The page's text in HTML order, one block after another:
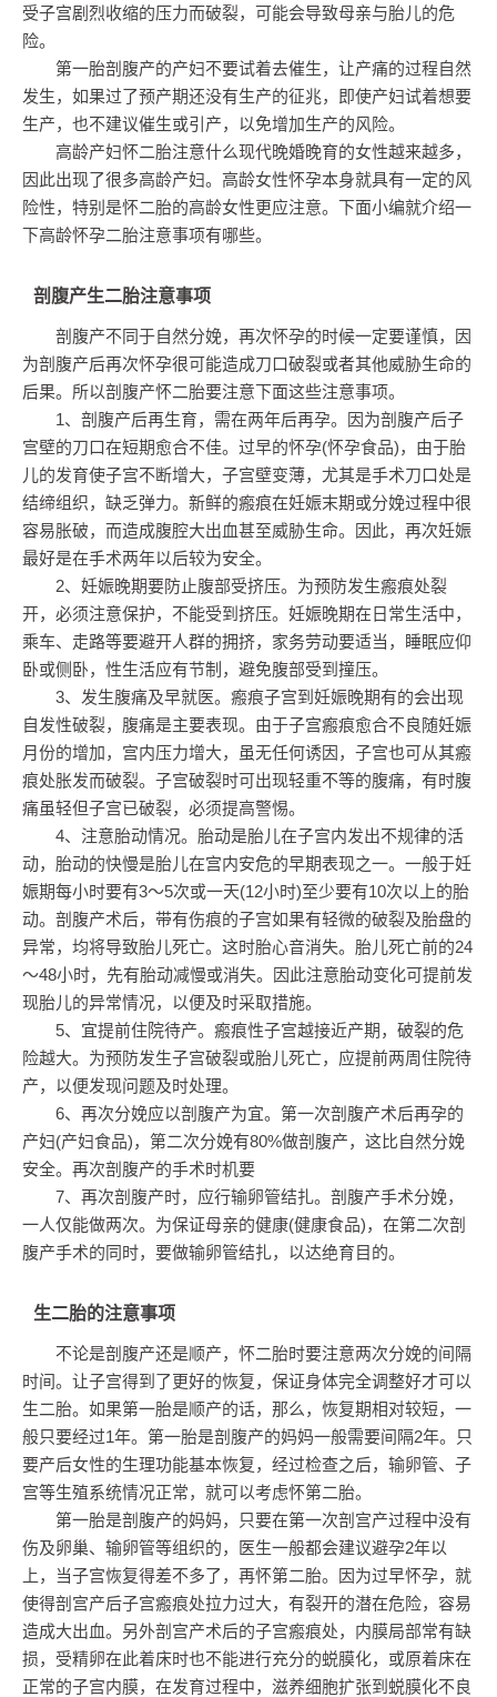
受子宫剧烈收缩的压力而破裂，可能会导致母亲与胎儿的危
险。
第一胎剖腹产的产妇不要试着去催生，让产痛的过程自然
发生，如果过了预产期还没有生产的征兆，即使产妇试着想要
生产，也不建议催生或引产，以免增加生产的风险。
高龄产妇怀二胎注意什么现代晚婚晚育的女性越来越多，
因此出现了很多高龄产妇。高龄女性怀孕本身就具有一定的风
险性，特别是怀二胎的高龄女性更应注意。下面小编就介绍一
下高龄怀孕二胎注意事项有哪些。
剖腹产生二胎注意事项
剖腹产不同于自然分娩，再次怀孕的时候一定要谨慎，因
为剖腹产后再次怀孕很可能造成刀口破裂或者其他威胁生命的
后果。所以剖腹产怀二胎要注意下面这些注意事项。
1、剖腹产后再生育，需在两年后再孕。因为剖腹产后子
宫壁的刀口在短期愈合不佳。过早的怀孕(怀孕食品)，由于胎
儿的发育使子宫不断增大，子宫壁变薄，尤其是手术刀口处是
结缔组织，缺乏弹力。新鲜的瘢痕在妊娠末期或分娩过程中很
容易胀破，而造成腹腔大出血甚至威胁生命。因此，再次妊娠
最好是在手术两年以后较为安全。
2、妊娠晚期要防止腹部受挤压。为预防发生瘢痕处裂
开，必须注意保护，不能受到挤压。妊娠晚期在日常生活中，
乘车、走路等要避开人群的拥挤，家务劳动要适当，睡眠应仰
卧或侧卧，性生活应有节制，避免腹部受到撞压。
3、发生腹痛及早就医。瘢痕子宫到妊娠晚期有的会出现
自发性破裂，腹痛是主要表现。由于子宫瘢痕愈合不良随妊娠
月份的增加，宫内压力增大，虽无任何诱因，子宫也可从其瘢
痕处胀发而破裂。子宫破裂时可出现轻重不等的腹痛，有时腹
痛虽轻但子宫已破裂，必须提高警惕。
4、注意胎动情况。胎动是胎儿在子宫内发出不规律的活
动，胎动的快慢是胎儿在宫内安危的早期表现之一。一般于妊
娠期每小时要有3～5次或一天(12小时)至少要有10次以上的胎
动。剖腹产术后，带有伤痕的子宫如果有轻微的破裂及胎盘的
异常，均将导致胎儿死亡。这时胎心音消失。胎儿死亡前的24
～48小时，先有胎动减慢或消失。因此注意胎动变化可提前发
现胎儿的异常情况，以便及时采取措施。
5、宜提前住院待产。瘢痕性子宫越接近产期，破裂的危
险越大。为预防发生子宫破裂或胎儿死亡，应提前两周住院待
产，以便发现问题及时处理。
6、再次分娩应以剖腹产为宜。第一次剖腹产术后再孕的
产妇(产妇食品)，第二次分娩有80%做剖腹产，这比自然分娩
安全。再次剖腹产的手术时机要
7、再次剖腹产时，应行输卵管结扎。剖腹产手术分娩，
一人仅能做两次。为保证母亲的健康(健康食品)，在第二次剖
腹产手术的同时，要做输卵管结扎，以达绝育目的。
生二胎的注意事项
不论是剖腹产还是顺产，怀二胎时要注意两次分娩的间隔
时间。让子宫得到了更好的恢复，保证身体完全调整好才可以
生二胎。如果第一胎是顺产的话，那么，恢复期相对较短，一
般只要经过1年。第一胎是剖腹产的妈妈一般需要间隔2年。只
要产后女性的生理功能基本恢复，经过检查之后，输卵管、子
宫等生殖系统情况正常，就可以考虑怀第二胎。
第一胎是剖腹产的妈妈，只要在第一次剖宫产过程中没有
伤及卵巢、输卵管等组织的，医生一般都会建议避孕2年以
上，当子宫恢复得差不多了，再怀第二胎。因为过早怀孕，就
使得剖宫产后子宫瘢痕处拉力过大，有裂开的潜在危险，容易
造成大出血。另外剖宫产术后的子宫瘢痕处，内膜局部常有缺
损，受精卵在此着床时也不能进行充分的蜕膜化，或原着床在
正常的子宫内膜，在发育过程中，滋养细胞扩张到蜕膜化不良